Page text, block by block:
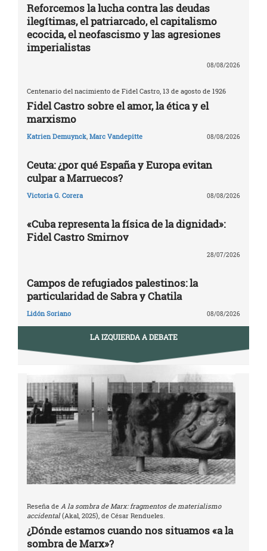
Reforcemos la lucha contra las deudas
ilegítimas, el patriarcado, el capitalismo
ecocida, el neofascismo y las agresiones
imperialistas
08/08/2026
Centenario del nacimiento de Fidel Castro, 13 de agosto de 1926
Fidel Castro sobre el amor, la ética y el
marxismo
Katrien Demuynck, Marc Vandepitte 08/08/2026
Ceuta: ¿por qué España y Europa evitan
culpar a Marruecos?
Victoria G. Corera 08/08/2026
«Cuba representa la física de la dignidad»:
Fidel Castro Smirnov
28/07/2026
Campos de refugiados palestinos: la
particularidad de Sabra y Chatila
Lidón Soriano 08/08/2026
LA IZQUIERDA A DEBATE
Reseña de A la sombra de Marx: fragmentos de materialismo
accidental(Akal, 2025), de César Rendueles.
¿Dónde estamos cuando nos situamos «a la
sombra de Marx»?